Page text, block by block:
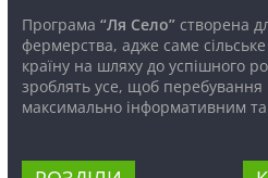
Програма “Ля Село”створена
фермерства, адже саме
країну на шляху до успішного
зроблять усе, щоб
максимально інформативним